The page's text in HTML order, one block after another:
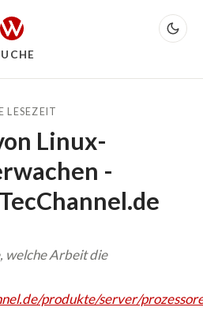
LESEZEIT
Linux-
-
welche Arbeit die
produkte/server/